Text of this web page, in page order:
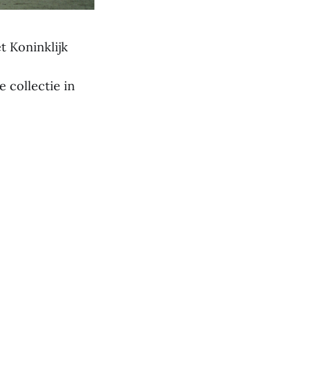
Koninklijk
collectie in